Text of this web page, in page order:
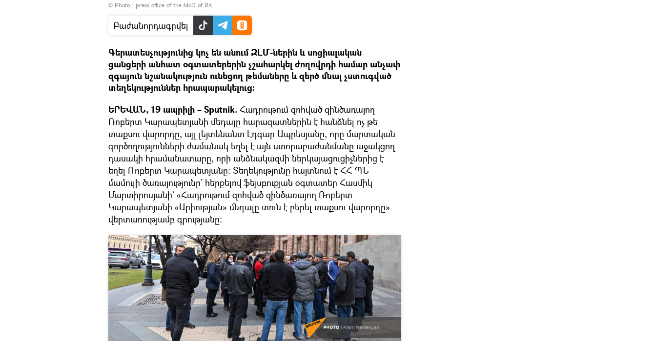
© Photo : press office of the MoD of RA
Բաժանորդագրվել
Գերատեսչությունից կոչ են անում ԶԼՄ-ներին և սոցիալական
ցանցերի անհատ օգտատերերին չշահարկել ժողովրդի համար անչափ
զգայուն նշանակություն ունեցող թեմաները և զերծ մնալ չստուգված
տեղեկություններ հրապարակելուց:
ԵՐԵՎԱՆ, 19 ապրիլի – Sputnik. Հադրութում զոհված զինծառայող
Ռոբերտ Կարապետյանի մեդալը հարազատներին է հանձնել ոչ թե
տաքսու վարորդը, այլ լեյտենանտ Էդգար Ապրեսյանը, որը մարտական
գործողությունների ժամանակ եղել է այն ստորաբաժանմանը աջակցող
դասակի հրամանատարը, որի անձնակազմի ներկայացուցիչներից է
եղել Ռոբերտ Կարապետյանը: Տեղեկությունը հայտնում է ՀՀ ՊՆ
մամուլի ծառայությունը` հերքելով ֆեյսբուքյան օգտատեր Հասմիկ
Մարտիրոսյանի՝ «Հադրութում զոհված զինծառայող Ռոբերտ
Կարապետյանի «Արիության» մեդալը տուն է բերել տաքսու վարորդը»
վերտառությամբ գրությանը։